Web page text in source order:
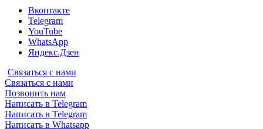
Вконтакте
Telegram
YouTube
WhatsApp
Яндекс.Дзен
Связаться с нами
Связаться с нами
Позвонить нам
Написать в Telegram
Написать в Telegram
Написать в Whatsapp